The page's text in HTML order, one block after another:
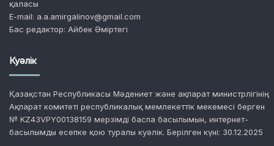
қаласы
E-mail: a.a.amirgalinov@gmail.com
Бас редактор: Айбек Әміртегі
Куәлік
Қазақстан Республикасы Мәдениет және ақпарат министрлігінің
Ақпарат комитеті республикалық мемлекеттік мекемесі берген
№ KZ43VPY00138159 мерзімді баспа басылымын, интернет-
басылымды есепке қою туралы куәлік. Берілген күні: 30.12.2025